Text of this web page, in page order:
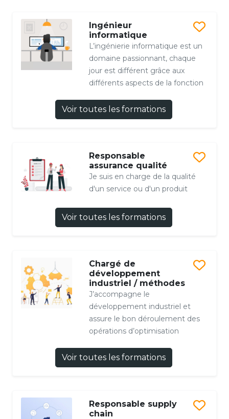
Ingénieur
informatique
L’ingénierie informatique est un
domaine passionnant, chaque
jour est différent grâce aux
différents aspects de la fonction
Voir toutes les formations
Responsable
assurance qualité
Je suis en charge de la qualité
d'un service ou d'un produit
Voir toutes les formations
Chargé de
développement
industriel / méthodes
J’accompagne le
développement industriel et
assure le bon déroulement des
opérations d’optimisation
Voir toutes les formations
Responsable supply
chain